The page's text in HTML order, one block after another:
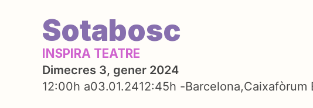
Sotabosc
INSPIRA TEATRE
Dimecres 3, gener 2024
12:00h a03.01.2412:45h -Barcelona Caixafòrum